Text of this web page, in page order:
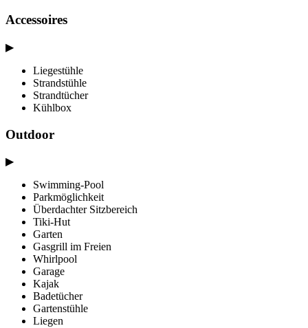
Accessoires
▶
Liegestühle
Strandstühle
Strandtücher
Kühlbox
Outdoor
▶
Swimming-Pool
Parkmöglichkeit
Überdachter Sitzbereich
Tiki-Hut
Garten
Gasgrill im Freien
Whirlpool
Garage
Kajak
Badetücher
Gartenstühle
Liegen